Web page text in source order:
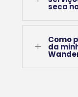
seca
L
Como
da